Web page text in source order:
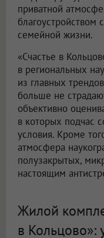
приватной
благоустройством
семейной жизни.
«Счастье в
в региональных
из главных
больше не
объективно
в которых подчас
условия. Кроме
атмосфера
полузакрытых,
настоящим
Жилой
в Кольцово»: